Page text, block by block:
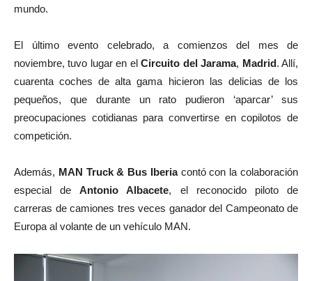
mundo.
El último evento celebrado, a comienzos del mes de
noviembre, tuvo lugar en elCircuito del Jarama, Madrid. Allí,
cuarenta coches de alta gama hicieron las delicias de los
pequeños, que durante un rato pudieron ‘aparcar’ sus
preocupaciones cotidianas para convertirse en copilotos de
competición.
Además, MAN Truck & Bus Iberiacontó con la colaboración
especial deAntonio Albacete, el reconocido piloto de
carreras de camiones tres veces ganador del Campeonato de
Europa al volante de un vehículo MAN.